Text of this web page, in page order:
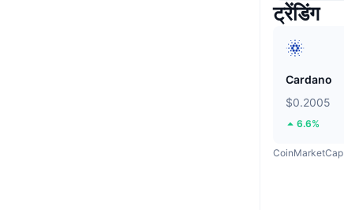
ट्रेंडिंग
Cardano
$0.2005
6.6%
CoinMarketCap